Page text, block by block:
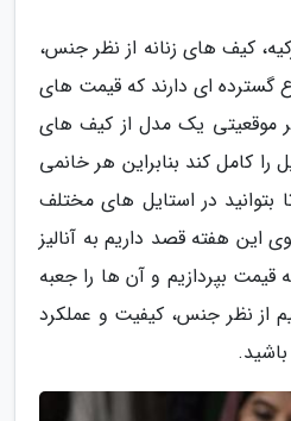
کیف های زنانه از نظر جنس،
ای دارند که قیمت های
موقعیتی یک مدل از کیف های
را کامل کند بنابراین هر خانمی
بتوانید در استایل های مختلف
این هفته قصد داریم به آنالیز
قیمت بپردازیم و آن ها را جعبه
از نظر جنس، کیفیت و عملکرد